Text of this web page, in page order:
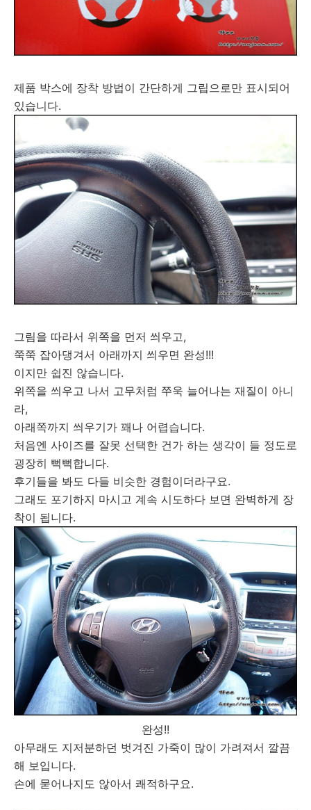
제품 박스에 장착 방법이 간단하게 그립으로만 표시되어
있습니다.
그림을 따라서 위쪽을 먼저 씌우고,
쭉쭉 잡아댕겨서 아래까지 씌우면 완성!!!
이지만 쉽진 않습니다.
위쪽을 씌우고 나서 고무처럼 쭈욱 늘어나는 재질이 아니
라,
아래쪽까지 씌우기가 꽤나 어렵습니다.
처음엔 사이즈를 잘못 선택한 건가 하는 생각이 들 정도로
굉장히 뻑뻑합니다.
후기들을 봐도 다들 비슷한 경험이더라구요.
그래도 포기하지 마시고 계속 시도하다 보면 완벽하게 장
착이 됩니다.
완성!!
아무래도 지저분하던 벗겨진 가죽이 많이 가려져서 깔끔
해 보입니다.
손에 묻어나지도 않아서 쾌적하구요.